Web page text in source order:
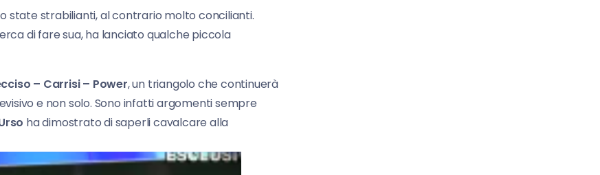
state strabilianti, al contrario molto concilianti.
di fare sua, ha lanciato qualche piccola
– Carrisi – Power, un triangolo che continuerà
e non solo. Sono infatti argomenti sempre
ha dimostrato di saperli cavalcare alla